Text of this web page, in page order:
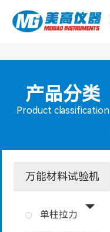
产品分类
Product classification
万能材料试验机
单柱拉力